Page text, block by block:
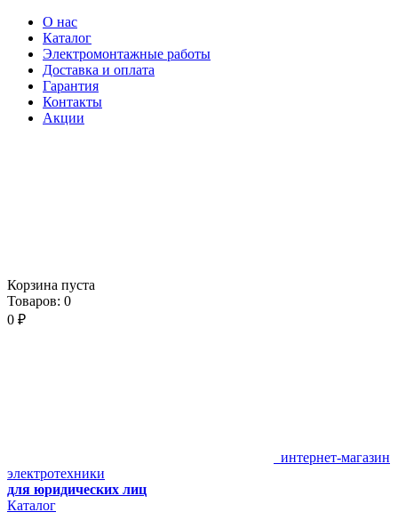
О нас
Каталог
Электромонтажные работы
Доставка и оплата
Гарантия
Контакты
Акции
Корзина пуста
Товаров: 0
0 ₽
интернет-магазин
электротехники
для юридических лиц
Каталог